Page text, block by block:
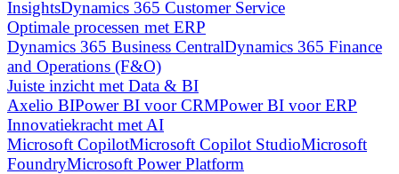
InsightsDynamics 365 Customer Service
Optimale processen met ERP
Dynamics 365 Business CentralDynamics 365 Finance
and Operations (F&O)
Juiste inzicht met Data & BI
Axelio BIPower BI voor CRMPower BI voor ERP
Innovatiekracht met AI
Microsoft CopilotMicrosoft Copilot StudioMicrosoft
FoundryMicrosoft Power Platform